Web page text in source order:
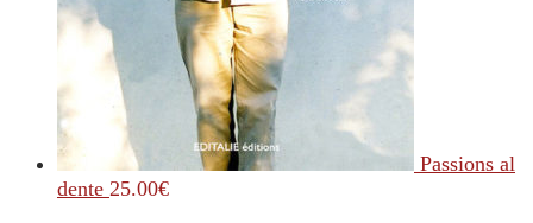
Passions al
dente 25.00€